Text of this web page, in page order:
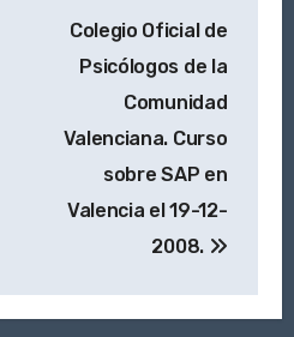
Colegio Oficial de
Psicólogos de la
Comunidad
Valenciana. Curso
sobre SAP en
Valencia el 19-12-
2008.